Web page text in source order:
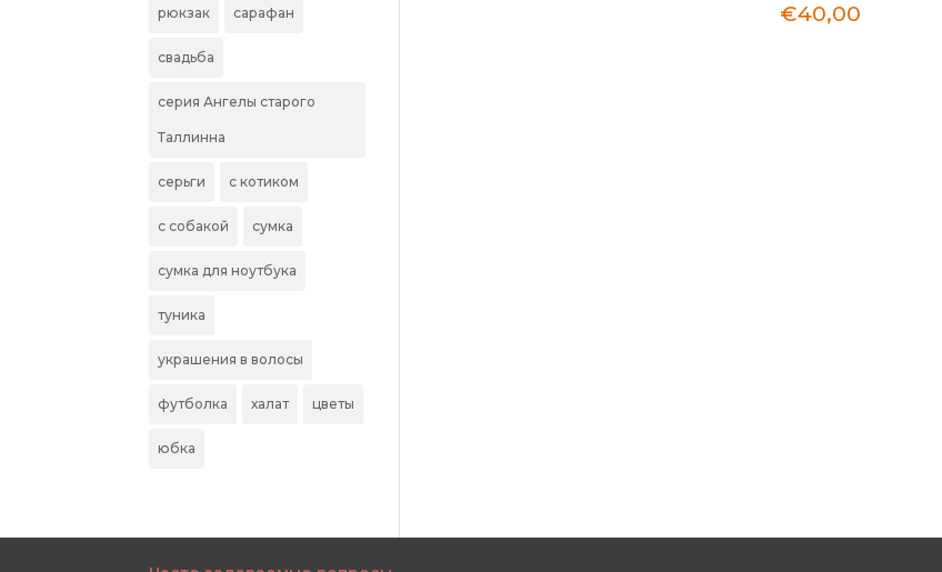
€40,00
рюкзак сарафан
свадьба
серия Ангелы старого
Таллинна
серьги с котиком
с собакой сумка
сумка для ноутбука
туника
украшения в волосы
футболка халат цветы
юбка